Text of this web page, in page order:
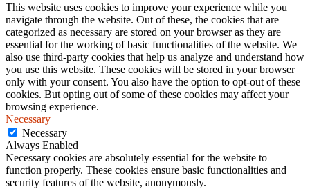
This website uses cookies to improve your experience while you
navigate through the website. Out of these, the cookies that are
categorized as necessary are stored on your browser as they are
essential for the working of basic functionalities of the website. We
also use third-party cookies that help us analyze and understand how
you use this website. These cookies will be stored in your browser
only with your consent. You also have the option to opt-out of these
cookies. But opting out of some of these cookies may affect your
browsing experience.
Necessary
Necessary
Always Enabled
Necessary cookies are absolutely essential for the website to
function properly. These cookies ensure basic functionalities and
security features of the website, anonymously.